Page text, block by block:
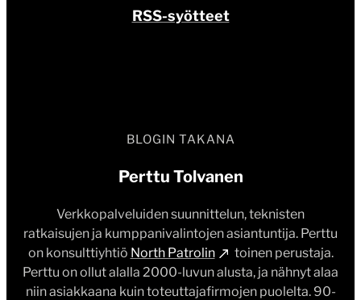
BLOGIN TAKANA
Perttu Tolvanen
Verkkopalveluiden suunnittelun, teknisten
ratkaisujen ja kumppanivalintojen asiantuntija. Perttu
on konsulttiyhtiö North Patrolin
toinen perustaja.
Perttu on ollut alalla 2000-luvun alusta, ja nähnyt alaa
niin asiakkaana kuin toteuttajafirmojen puolelta. 90-
RSS-syötteet